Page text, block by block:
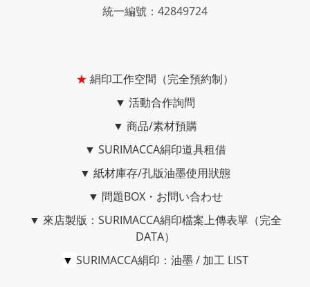
統一編號：42849724
★ 絹印工作空間（完全預約制）
▼ 活動合作詢問
▼ 商品/素材預購
▼ SURIMACCA絹印道具租借
▼ 紙材庫存/孔版油墨使用狀態
▼ 問題BOX・お問い合わせ
▼ 來店製版：SURIMACCA絹印檔案上傳表單（完全
DATA）
▼ SURIMACCA絹印：油墨 / 加工 LIST